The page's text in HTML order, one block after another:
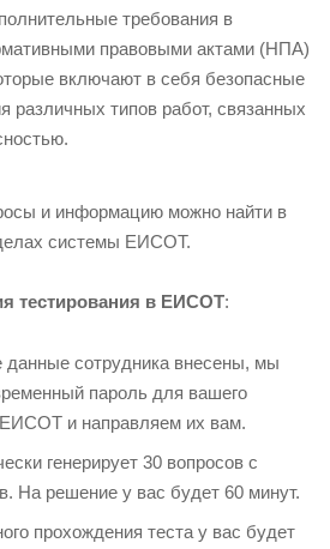
требования в
правовыми актами (НПА)
включают в себя безопасные
различных типов работ, связанных
и информацию можно найти в
системы ЕИСОТ.
тестирования в ЕИСОТ:
данные сотрудника внесены, мы
пароль для вашего
ЕИСОТ и направляем их вам.
генерирует 30 вопросов с
На решение у вас будет 60 минут.
прохождения теста у вас будет